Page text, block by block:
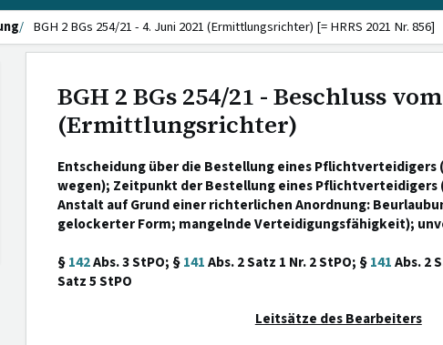
BGH 2 BGs 254/21 - 4. Juni 2021 (Ermittlungsrichter) [= HRRS 2021 Nr. 856]
BGH 2 BGs 254/21 - Beschluss
(Ermittlungsrichter)
Entscheidung über die Bestellung eines Pflichtverteidigers
wegen); Zeitpunkt der Bestellung eines Pflichtverteidigers
Anstalt auf Grund einer richterlichen Anordnung:
gelockerter Form; mangelnde Verteidigungsfähigkeit);
§142Abs. 3 StPO; §141Abs. 2 Satz 1 Nr. 2 StPO; §141Abs. 2
Satz 5 StPO
Leitsätze des Bearbeiters